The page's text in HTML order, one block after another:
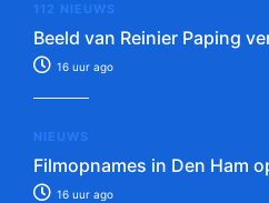
112 NIEUWS
Beeld van Reinier Paping
16 uur ago
NIEUWS
Filmopnames in Den Ham
16 uur ago